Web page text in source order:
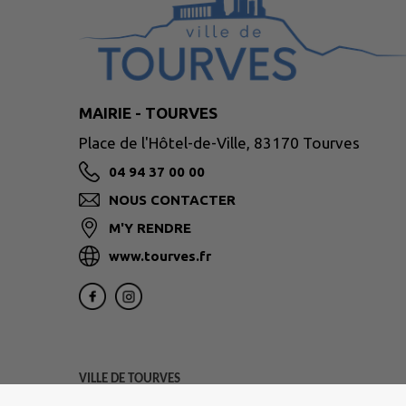
MAIRIE - TOURVES
Place de l'Hôtel-de-Ville, 83170 Tourves
04 94 37 00 00
NOUS CONTACTER
M'Y RENDRE
www.tourves.fr
VILLE DE TOURVES